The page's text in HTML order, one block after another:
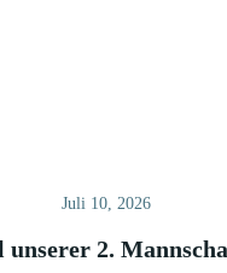
Juli 10, 2026
unserer 2.